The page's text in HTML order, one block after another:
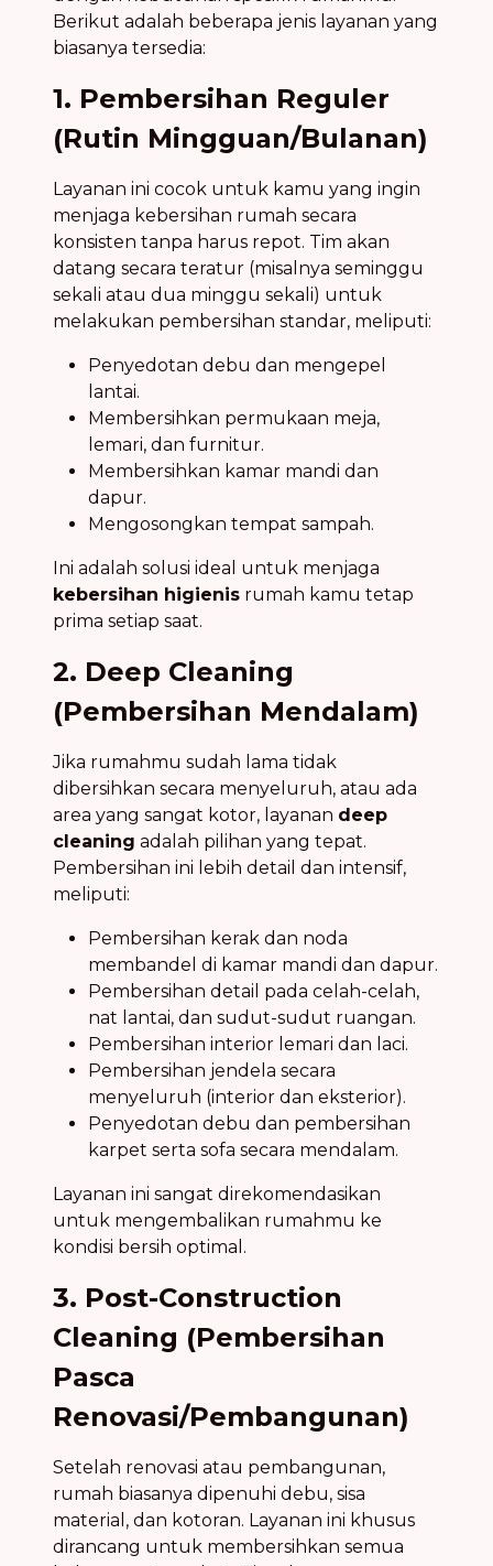
Berikut adalah beberapa jenis layanan yang
biasanya tersedia:
1. Pembersihan Reguler
(Rutin Mingguan/Bulanan)
Layanan ini cocok untuk kamu yang ingin
menjaga kebersihan rumah secara
konsisten tanpa harus repot. Tim akan
datang secara teratur (misalnya seminggu
sekali atau dua minggu sekali) untuk
melakukan pembersihan standar, meliputi:
Penyedotan debu dan mengepel
lantai.
Membersihkan permukaan meja,
lemari, dan furnitur.
Membersihkan kamar mandi dan
dapur.
Mengosongkan tempat sampah.
Ini adalah solusi ideal untuk menjaga
kebersihan higienis rumah kamu tetap
prima setiap saat.
2. Deep Cleaning
(Pembersihan Mendalam)
Jika rumahmu sudah lama tidak
dibersihkan secara menyeluruh, atau ada
area yang sangat kotor, layanan deep
cleaning adalah pilihan yang tepat.
Pembersihan ini lebih detail dan intensif,
meliputi:
Pembersihan kerak dan noda
membandel di kamar mandi dan dapur.
Pembersihan detail pada celah-celah,
nat lantai, dan sudut-sudut ruangan.
Pembersihan interior lemari dan laci.
Pembersihan jendela secara
menyeluruh (interior dan eksterior).
Penyedotan debu dan pembersihan
karpet serta sofa secara mendalam.
Layanan ini sangat direkomendasikan
untuk mengembalikan rumahmu ke
kondisi bersih optimal.
3. Post-Construction
Cleaning (Pembersihan
Pasca
Renovasi/Pembangunan)
Setelah renovasi atau pembangunan,
rumah biasanya dipenuhi debu, sisa
material, dan kotoran. Layanan ini khusus
dirancang untuk membersihkan semua